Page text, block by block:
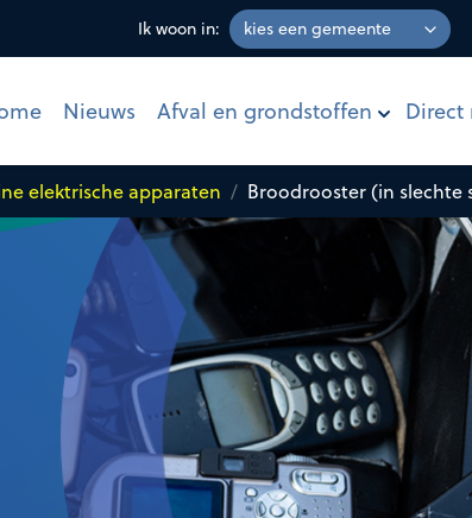
Ik woon in:
Nieuws Afval en grondstoffen Direct
elektrische apparaten Broodrooster (in slechte